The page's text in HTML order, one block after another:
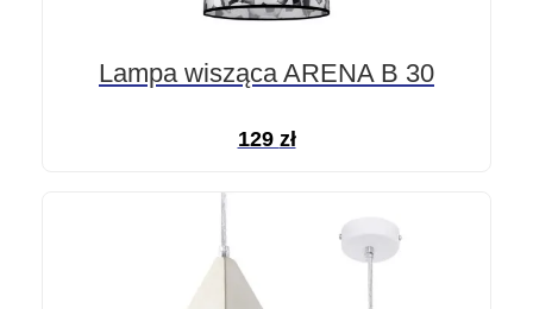
Lampa wisząca ARENA B 30
129 zł